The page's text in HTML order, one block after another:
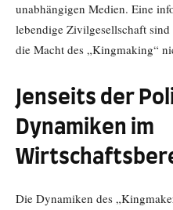
unabhängigen Medien. Eine
lebendige Zivilgesellschaft sind
die Macht des „Kingmaking“
Jenseits der
Dynamiken im
Die Dynamiken des